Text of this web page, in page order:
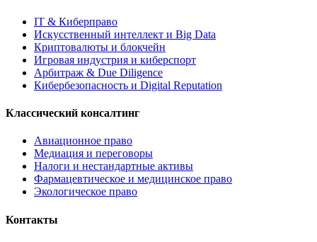
IT & Киберправо
Искусственный интеллект и Big Data
Криптовалюты и блокчейн
Игровая индустрия и киберспорт
Арбитраж & Due Diligence
Кибербезопасность и Digital Reputation
Классический консалтинг
Авиационное право
Медиация и переговоры
Налоги и нестандартные активы
Фармацевтическое и медицинское право
Экологическое право
Контакты